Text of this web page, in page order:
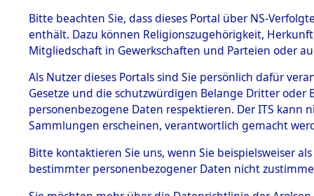
BESTÄNDE
1.
mente
5. Verschiedenes
5.3
Todesmärsche
5.3.1 Alliierte
Erhebungen
zu
Todesmärsch
en
Bitte beachten Sie, dass dieses Portal über NS-
enthält. Dazu können Religionszugehörigkeit,
Mitgliedschaft in Gewerkschaften und Parteien oder
Als Nutzer dieses Portals sind Sie persönlich dafür
Gesetze und die schutzwürdigen Belange Dritter
personenbezogene Daten respektieren. Der ITS
Sammlungen erscheinen, verantwortlich gemacht
Bitte kontaktieren Sie uns, wenn Sie beispielsweiser
bestimmter personenbezogener Daten nicht